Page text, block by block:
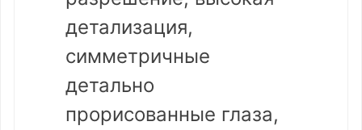
детализация,
симметричные
детально
прорисованные глаза,